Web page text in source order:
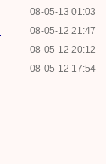
08-05-13 01:03
08-05-12 21:47
08-05-12 20:12
08-05-12 17:54